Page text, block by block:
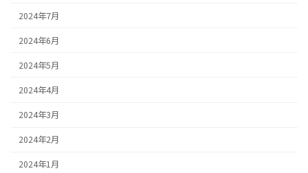
2024年7月
2024年6月
2024年5月
2024年4月
2024年3月
2024年2月
2024年1月